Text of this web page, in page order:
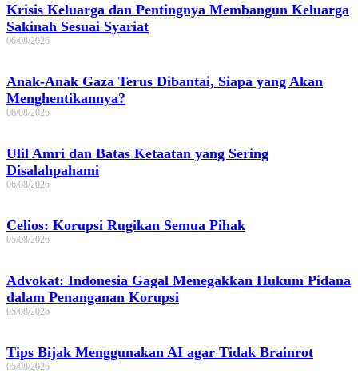
Krisis Keluarga dan Pentingnya Membangun Keluarga
Sakinah Sesuai Syariat
06/08/2026
Anak-Anak Gaza Terus Dibantai, Siapa yang Akan
Menghentikannya?
06/08/2026
Ulil Amri dan Batas Ketaatan yang Sering
Disalahpahami
06/08/2026
Celios: Korupsi Rugikan Semua Pihak
05/08/2026
Advokat: Indonesia Gagal Menegakkan Hukum Pidana
dalam Penanganan Korupsi
05/08/2026
Tips Bijak Menggunakan AI agar Tidak Brainrot
05/08/2026